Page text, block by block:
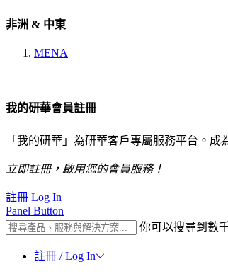
非洲 & 中東
MENA
我的研華會員註冊
「我的研華」為研華客戶專屬服務平台。
立即註冊，啟用您的會員服務！
註冊 Log In
Panel Button
你可以搜尋到數
註冊 / Log In